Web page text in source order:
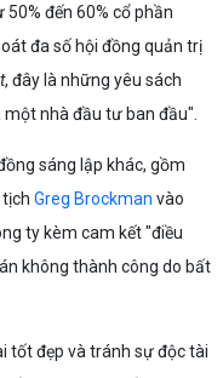
đến 60% cổ phần
đa số hội đồng quản trị
, đây là những yêu sách
nhà đầu tư ban đầu".
sáng lập khác, gồm
Greg Brockman vào
ty kèm cam kết "điều
không thành công do bất
tốt đẹp và tránh sự độc tài